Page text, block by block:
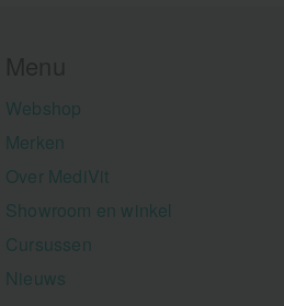
Webshop
Merken
Over MediVit
Showroom en winkel
Cursussen
Nieuws